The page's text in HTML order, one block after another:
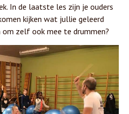
In de laatste les zijn je ouders
kijken wat jullie geleerd
om zelf ook mee te drummen?